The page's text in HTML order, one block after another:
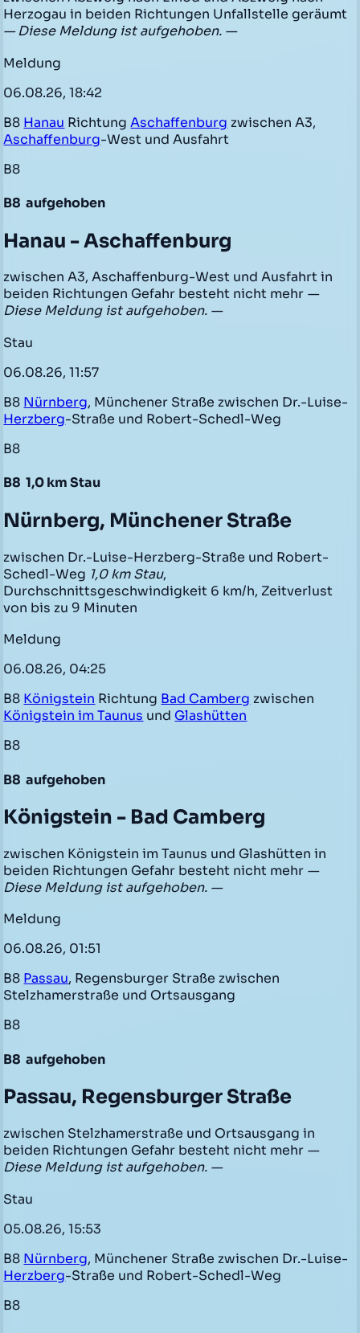
Herzogau in beiden Richtungen Unfallstelle geräumt
— Diese Meldung ist aufgehoben. —
Meldung
06.08.26, 18:42
B8 Hanau RichtungAschaffenburg zwischen A3,
Aschaffenburg-West und Ausfahrt
B8
B8 aufgehoben
Hanau - Aschaffenburg
zwischen A3, Aschaffenburg-West und Ausfahrt in
beiden Richtungen Gefahr besteht nicht mehr —
Diese Meldung ist aufgehoben. —
Stau
06.08.26, 11:57
B8 Nürnberg, Münchener Straße zwischen Dr.-Luise-
Herzberg-Straße und Robert-Schedl-Weg
B8
B8 1,0 km Stau
Nürnberg, Münchener Straße
zwischen Dr.-Luise-Herzberg-Straße und Robert-
Schedl-Weg 1,0 km Stau,
Durchschnittsgeschwindigkeit 6 km/h, Zeitverlust
von bis zu 9 Minuten
Meldung
06.08.26, 04:25
B8 Königstein Richtung Bad Camberg zwischen
Königstein im Taunus und Glashütten
B8
B8 aufgehoben
Königstein - Bad Camberg
zwischen Königstein im Taunus und Glashütten in
beiden Richtungen Gefahr besteht nicht mehr —
Diese Meldung ist aufgehoben. —
Meldung
06.08.26, 01:51
B8 Passau, Regensburger Straße zwischen
Stelzhamerstraße und Ortsausgang
B8
B8 aufgehoben
Passau, Regensburger Straße
zwischen Stelzhamerstraße und Ortsausgang in
beiden Richtungen Gefahr besteht nicht mehr —
Diese Meldung ist aufgehoben. —
Stau
05.08.26, 15:53
B8 Nürnberg, Münchener Straße zwischen Dr.-Luise-
Herzberg-Straße und Robert-Schedl-Weg
B8